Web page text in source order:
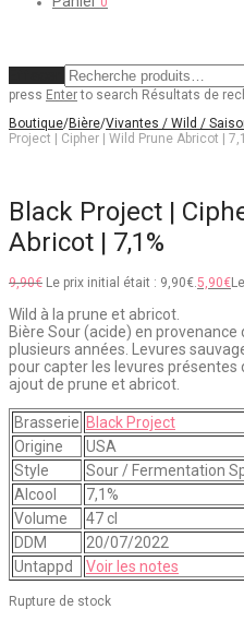
press Enterto search Résultats de
Boutique/Bière/Vivantes / Wild /
Project | Cipher | Wild Prune Abricot |
Black Project |
Abricot | 7,1%
9,90€ Le prix initial était : 9,90€.5,90€
Wild à la prune et abricot.
Bière Sour (acide) en provenance
plusieurs années. Levures
pour capter les levures présentes
ajout de prune et abricot.
Brasserie Black Project
Origine
USA
Style
Sour / Fermentation
Alcool
7,1%
Volume
47 cl
DDM
20/07/2022
Untappd
Voir les notes
Rupture de stock